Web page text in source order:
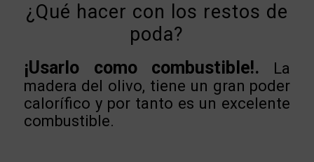
¿Qué hacer con los restos de
poda?
¡Usarlo como combustible!. La
madera del olivo, tiene un gran poder
calorífico y por tanto es un excelente
combustible.